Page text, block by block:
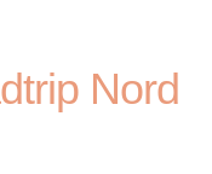
Nord